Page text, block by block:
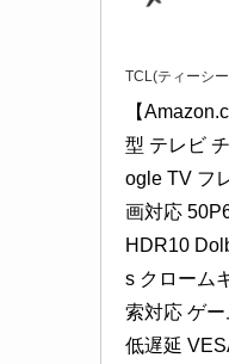
TCL(ティーシ
【
型 テレビ
ogle TV フ
画対応
HDR10
s クローム
索対応 ゲ
低遅延